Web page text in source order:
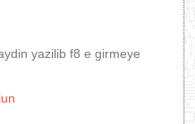
yazilib f8 e girmeye